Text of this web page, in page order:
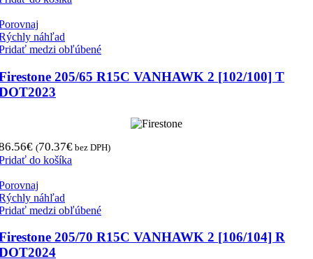
náhľad
medzi obľúbené
205/65 R15C VANHAWK 2 [102/100] T
€ (70.37€ bez DPH)
do košíka
náhľad
medzi obľúbené
205/70 R15C VANHAWK 2 [106/104] R